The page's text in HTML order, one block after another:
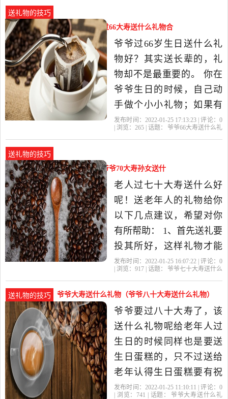
梗死、脑梗死等“生活习惯
脖。每天散步20分钟，可
以将心率提高70%。 2、计
步器
送礼物的技巧
爷爷66大寿送什么礼物（老人过66大寿送什么礼物合
适）
爷爷过66岁生日送什么礼
物好？其实送长辈的，礼
物却不是最重要的。 你在
爷爷生日的时候，自己动
手做个小小礼物；如果有
能力也可以买一个爷爷常
来决定的）。外带一张祝
福的贺卡，写上你对爷爷
的祝福。 其实老人最需要
的是有人重.
发布时间：2022-01-25 17:13:23 | 评论： 0
| 浏览： 265 | 话题：
爷爷66大寿送什么礼
送礼物的技巧
爷爷七十大寿送什么礼物好（爷爷70大寿孙女送什
么）
老人过七十大寿送什么好
呢！送老年人的礼物给你
以下几点建议，希望对你
有所帮助： 1、首先送礼要
投其所好，这样礼物才能
送进别人心坎里，看看您
好，或是一直向往拥有的
东西。如果有就买来送给
他是最好不过的了。 2、如
果是不太了解喜好的人，
送礼物..
发布时间：2022-01-25 16:07:22 | 评论： 0
| 浏览： 917 | 话题：
爷爷七十大寿送什么
送礼物的技巧 爷爷大寿送什么礼物（爷爷八十大寿送什么礼物）
爷爷要过八十大寿了，该
送什么礼物呢给老年人过
生日的时候同样也是要送
生日蛋糕的，只不过送给
老年认得生日蛋糕要有祝
寿的意义，比如说在上面
发布时间：2022-01-25 11:10:11 | 评论： 0
| 浏览： 741 | 话题：
爷爷大寿送什么礼